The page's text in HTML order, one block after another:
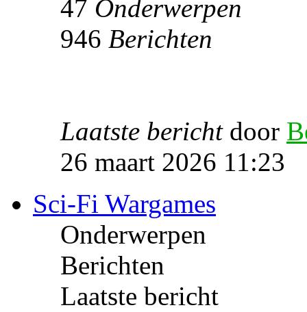
47 Onderwerpen
946 Berichten
Laatste berichtdoor
26 maart 2026 11:23
Sci-Fi Wargames
Onderwerpen
Berichten
Laatste bericht